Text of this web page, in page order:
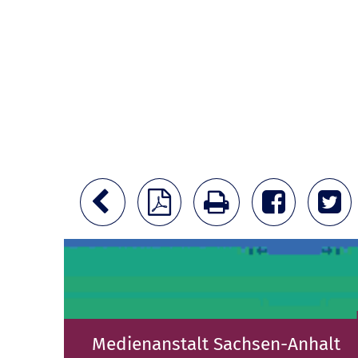
Medienanstalt Sachsen-Anhalt